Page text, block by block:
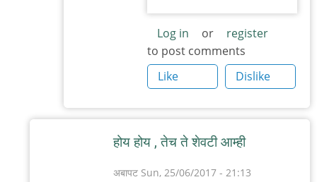
उपाय
आहे.
प
अनुप
ढेरे
Log in or
register
to post comments
Like
Dislike
होय होय , तेच ते शेवटी आम्ही
अबापट Sun, 25/06/2017 - 21:13